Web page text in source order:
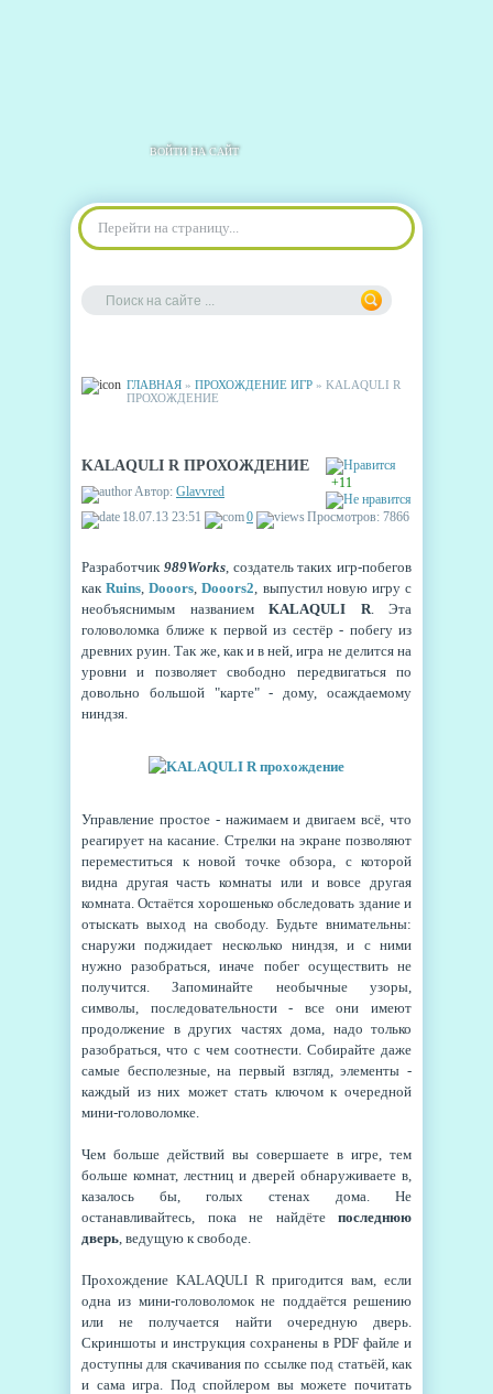
ВОЙТИ НА САЙТ
Перейти на страницу...
ГЛАВНАЯ » ПРОХОЖДЕНИЕ ИГР » KALAQULI R
ПРОХОЖДЕНИЕ
+11
KALAQULI R ПРОХОЖДЕНИЕ
Автор: Glavvred
18.07.13 23:51
0 Просмотров: 7866
Разработчик 989Works, создатель таких игр-побегов
какRuins,Dooors,Dooors2, выпустил новую игру с
необъяснимым названием KALAQULI R. Эта
головоломка ближе к первой из сестёр - побегу из
древних руин. Так же, как и в ней, игра не делится на
уровни и позволяет свободно передвигаться по
довольно большой "карте" - дому, осаждаемому
ниндзя.
Управление простое - нажимаем и двигаем всё, что
реагирует на касание. Стрелки на экране позволяют
переместиться к новой точке обзора, с которой
видна другая часть комнаты или и вовсе другая
комната. Остаётся хорошенько обследовать здание и
отыскать выход на свободу. Будьте внимательны:
снаружи поджидает несколько ниндзя, и с ними
нужно разобраться, иначе побег осуществить не
получится. Запоминайте необычные узоры,
символы, последовательности - все они имеют
продолжение в других частях дома, надо только
разобраться, что с чем соотнести. Собирайте даже
самые бесполезные, на первый взгляд, элементы -
каждый из них может стать ключом к очередной
мини-головоломке.
Чем больше действий вы совершаете в игре, тем
больше комнат, лестниц и дверей обнаруживаете в,
казалось бы, голых стенах дома. Не
останавливайтесь, пока не найдёте последнюю
дверь, ведущую к свободе.
Прохождение KALAQULI R пригодится вам, если
одна из мини-головоломок не поддаётся решению
или не получается найти очередную дверь.
Скриншоты и инструкция сохранены в PDF файле и
доступны для скачивания по ссылке под статьёй, как
и сама игра. Под спойлером вы можете почитать